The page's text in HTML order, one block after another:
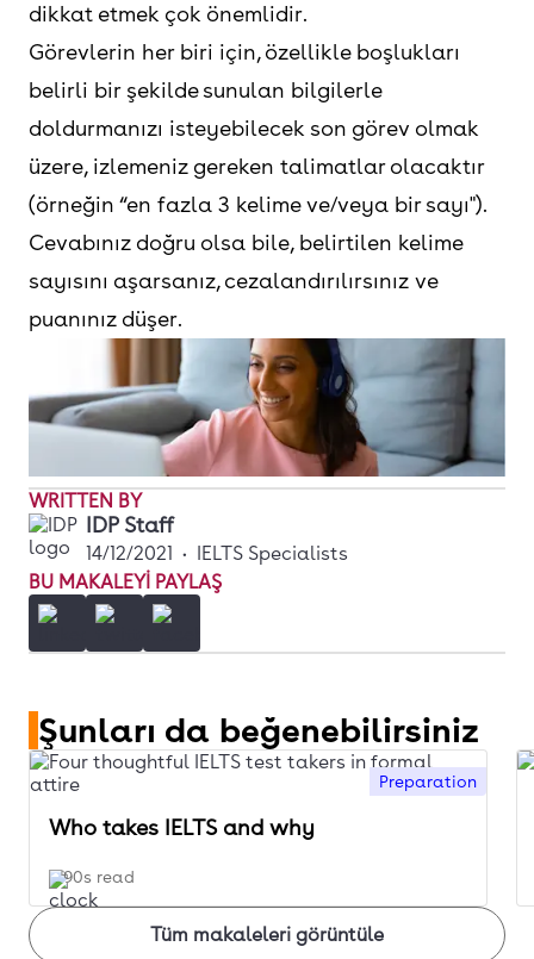
dikkat etmek çok önemlidir.
Görevlerin her biri için, özellikle boşlukları
belirli bir şekilde sunulan bilgilerle
doldurmanızı isteyebilecek son görev olmak
üzere, izlemeniz gereken talimatlar olacaktır
(örneğin “en fazla 3 kelime ve/veya bir sayı").
Cevabınız doğru olsa bile, belirtilen kelime
sayısını aşarsanız, cezalandırılırsınız ve
puanınız düşer.
WRITTEN BY
IDP Staff
14/12/2021 • IELTS Specialists
BU MAKALEYI PAYLAŞ
Şunları da beğenebilirsiniz
Tüm makaleleri görüntüle
Preparation
Who takes IELTS and why
90s read